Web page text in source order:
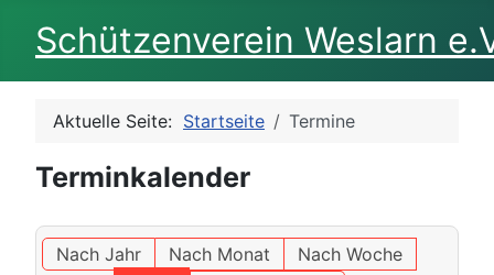
Schützenverein Weslarn
Aktuelle Seite: Startseite Termine
Terminkalender
Nach Jahr Nach Monat
Nach Woche